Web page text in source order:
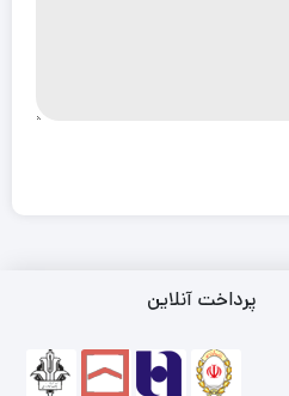
پرداخت آنلاین